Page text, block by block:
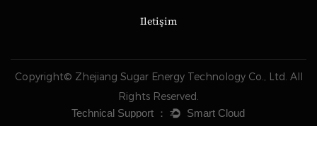
Iletişim
Copyright© Zhejiang Sugar Energy Technology Co., Ltd. All
Rights Reserved.